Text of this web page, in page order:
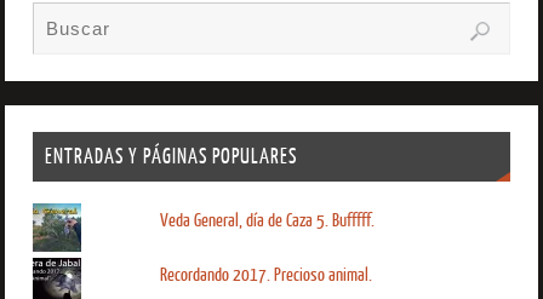
ENTRADAS Y PÁGINAS POPULARES
Veda General, día de Caza 5. Bufffff.
Recordando 2017. Precioso animal.